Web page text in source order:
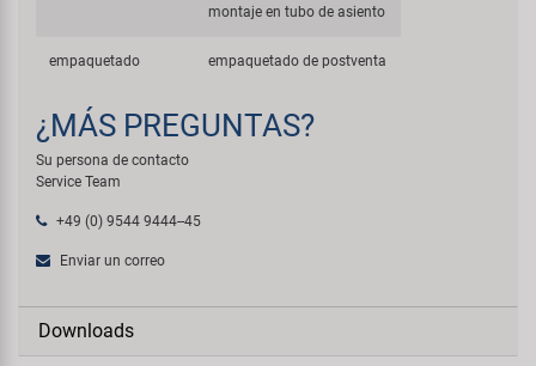
montaje en tubo de asiento
empaquetado empaquetado de postventa
¿MÁS PREGUNTAS?
Su persona de contacto
Service Team
+49 (0) 9544 9444--45
Enviar un correo
Downloads